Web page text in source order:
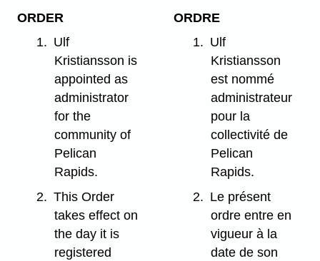
ORDER
1. Ulf
Kristiansson is
appointed as
administrator
for the
community of
Pelican
Rapids.
2. This Order
takes effect on
the day it is
registered
ORDRE
1. Ulf
Kristiansson
est nommé
administrateur
pour la
collectivité de
Pelican
Rapids.
2. Le présent
ordre entre en
vigueur à la
date de son